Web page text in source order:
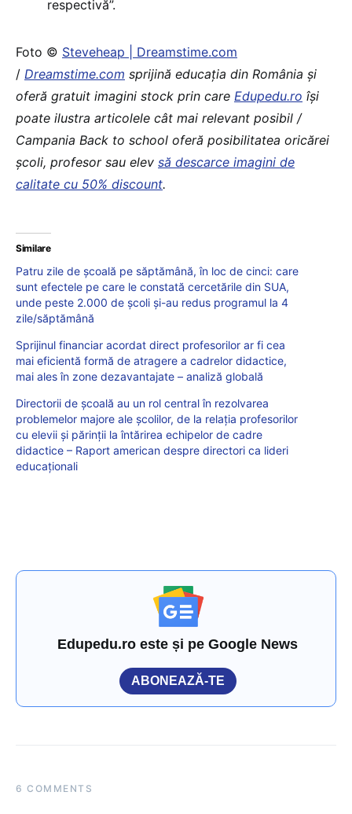
respectivă”.
Foto © Steveheap | Dreamstime.com
/ Dreamstime.com sprijină educaţia din România şi
oferă gratuit imagini stock prin care Edupedu.ro îşi
poate ilustra articolele cât mai relevant posibil /
Campania Back to school oferă posibilitatea oricărei
școli, profesor sau elev să descarce imagini de
calitate cu 50% discount.
Similare
Patru zile de școală pe săptămână, în loc de cinci: care
sunt efectele pe care le constată cercetările din SUA,
unde peste 2.000 de școli și-au redus programul la 4
zile/săptămână
Sprijinul financiar acordat direct profesorilor ar fi cea
mai eficientă formă de atragere a cadrelor didactice,
mai ales în zone dezavantajate – analiză globală
Directorii de școală au un rol central în rezolvarea
problemelor majore ale școlilor, de la relația profesorilor
cu elevii și părinții la întărirea echipelor de cadre
didactice – Raport american despre directori ca lideri
educaționali
Edupedu.ro este și pe Google News
ABONEAZĂ-TE
6 COMMENTS